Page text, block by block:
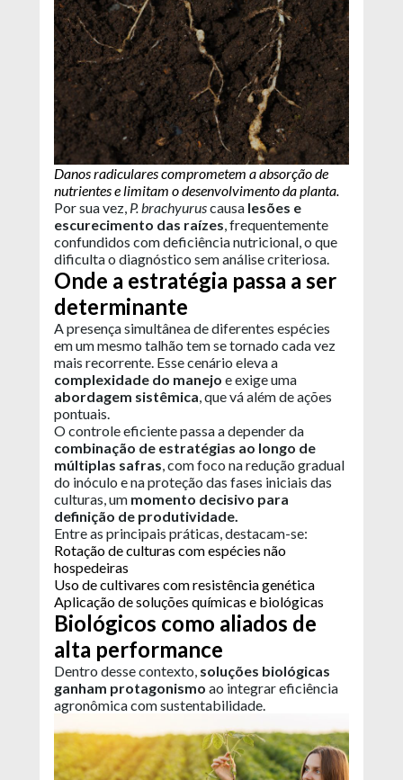
Danos radiculares comprometem a absorção de
nutrientes e limitam o desenvolvimento da planta.
Por sua vez, P. brachyuruscausa lesões e
escurecimento das raízes, frequentemente
confundidos com deficiência nutricional, o que
dificulta o diagnóstico sem análise criteriosa.
Onde a estratégia passa a ser
determinante
A presença simultânea de diferentes espécies
em um mesmo talhão tem se tornado cada vez
mais recorrente. Esse cenário eleva a
complexidade do manejo e exige uma
abordagem sistêmica, que vá além de ações
pontuais.
O controle eficiente passa a depender da
combinação de estratégias ao longo de
múltiplas safras, com foco na redução gradual
do inóculo e na proteção das fases iniciais das
culturas, um momento decisivo para
definição de produtividade.
Entre as principais práticas, destacam-se:
Rotação de culturas com espécies não
hospedeiras
Uso de cultivares com resistência genética
Aplicação de soluções químicas e biológicas
Biológicos como aliados de
alta performance
Dentro desse contexto, soluções biológicas
ganham protagonismo ao integrar eficiência
agronômica com sustentabilidade.